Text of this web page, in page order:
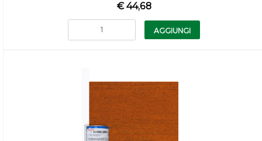
€ 44,68
Quantità
AGGIUNGI